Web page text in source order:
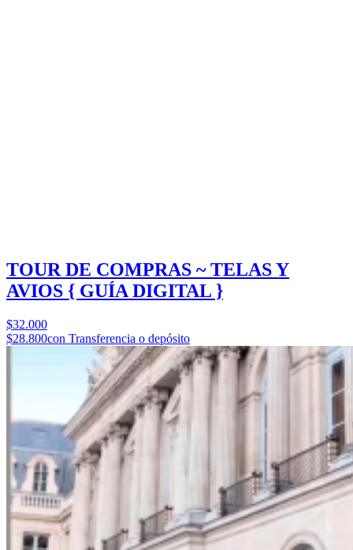
TOUR DE COMPRAS ~ TELAS Y
AVIOS { GUÍA DIGITAL }
$32.000
$28.800con Transferencia o depósito